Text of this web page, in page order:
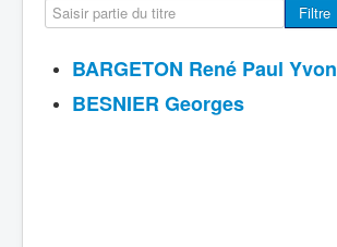
Filtre
BARGETON René Paul Yvon
BESNIER Georges